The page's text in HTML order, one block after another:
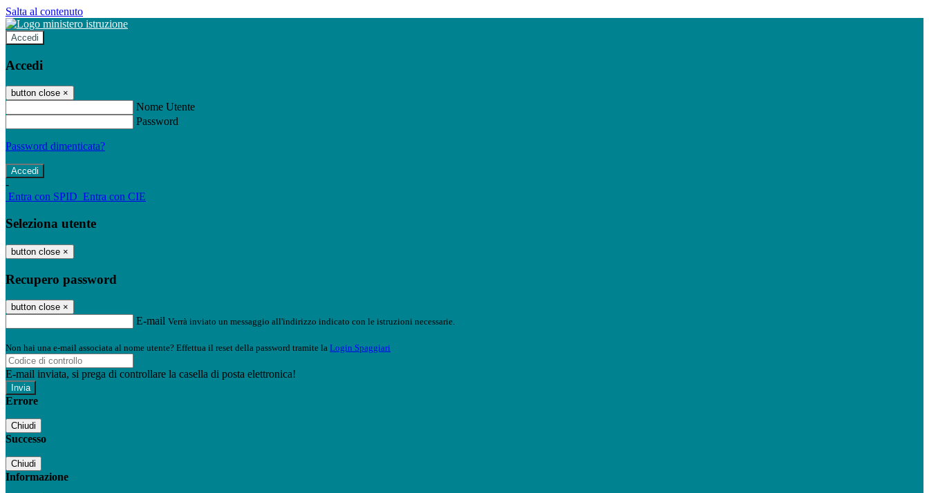
Salta al contenuto
Accedi
Accedi
button close ×
Nome Utente
Password
Password dimenticata?
-
Entra con SPID Entra con CIE
Seleziona utente
button close ×
Recupero password
button close ×
E-mail Verrà inviato un messaggio all'indirizzo indicato con le istruzioni necessarie.
Non hai una e-mail associata al nome utente? Effettua il reset della password tramite la Login Spaggiari
E-mail inviata, si prega di controllare la casella di posta elettronica!
Errore
Chiudi
Successo
Chiudi
Informazione